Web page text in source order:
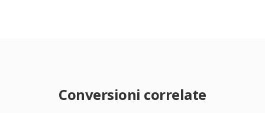
Conversioni correlate